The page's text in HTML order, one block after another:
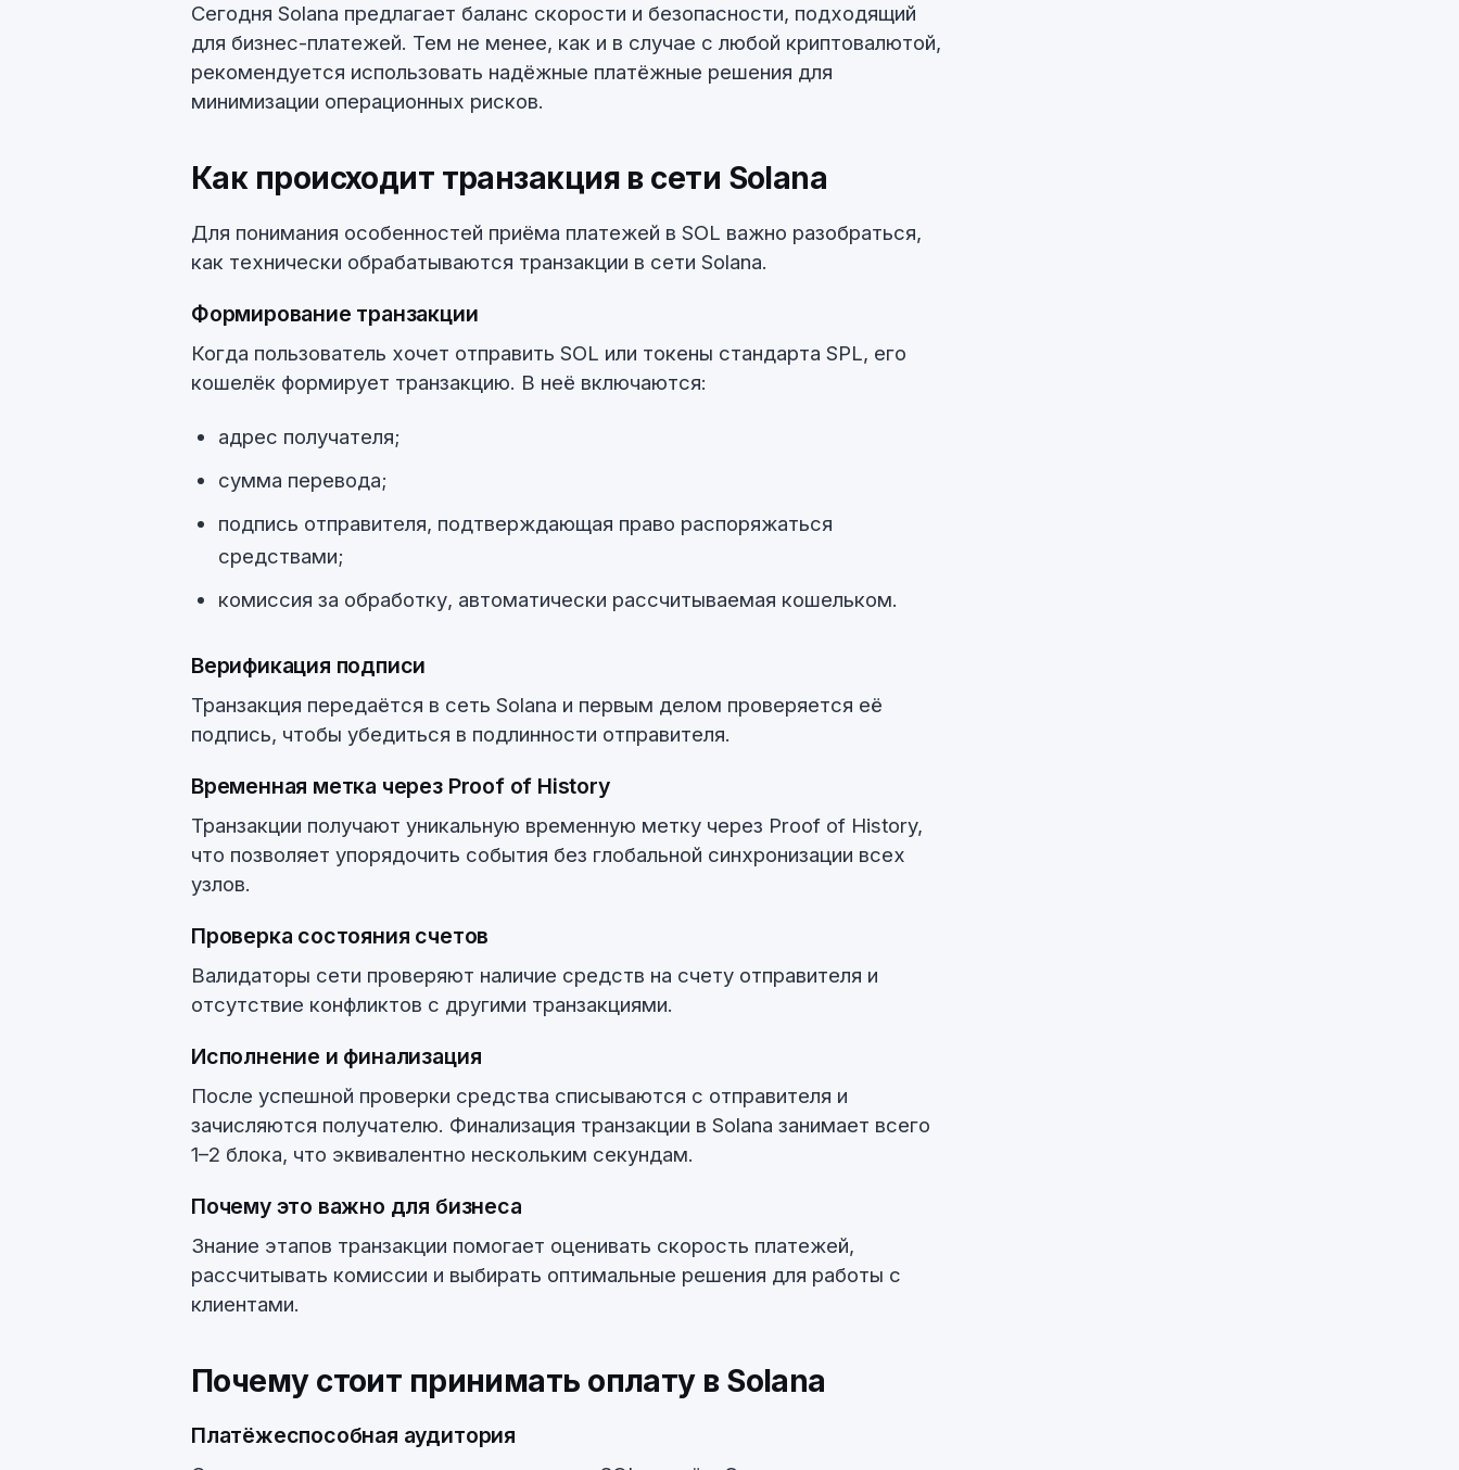
Сегодня Solana предлагает баланс скорости и безопасности, подходящий
для бизнес-платежей. Тем не менее, как и в случае с любой криптовалютой,
рекомендуется использовать надёжные платёжные решения для
минимизации операционных рисков.
Как происходит транзакция в сети Solana
Для понимания особенностей приёма платежей в SOL важно разобраться,
как технически обрабатываются транзакции в сети Solana.
Формирование транзакции
Когда пользователь хочет отправить SOL или токены стандарта SPL, его
кошелёк формирует транзакцию. В неё включаются:
адрес получателя;
сумма перевода;
подпись отправителя, подтверждающая право распоряжаться
средствами;
комиссия за обработку, автоматически рассчитываемая кошельком.
Верификация подписи
Транзакция передаётся в сеть Solana и первым делом проверяется её
подпись, чтобы убедиться в подлинности отправителя.
Временная метка через Proof of History
Транзакции получают уникальную временную метку через Proof of History,
что позволяет упорядочить события без глобальной синхронизации всех
узлов.
Проверка состояния счетов
Валидаторы сети проверяют наличие средств на счету отправителя и
отсутствие конфликтов с другими транзакциями.
Исполнение и финализация
После успешной проверки средства списываются с отправителя и
зачисляются получателю. Финализация транзакции в Solana занимает всего
1–2 блока, что эквивалентно нескольким секундам.
Почему это важно для бизнеса
Знание этапов транзакции помогает оценивать скорость платежей,
рассчитывать комиссии и выбирать оптимальные решения для работы с
клиентами.
Почему стоит принимать оплату в Solana
Платёжеспособная аудитория